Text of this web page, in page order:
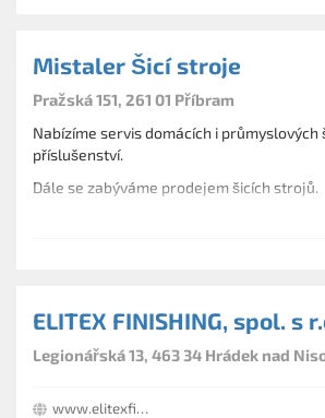
Mistaler Šicí stroje
Pražská 151, 261 01 Příbram
Nabízíme servis domácích i průmyslových
příslušenství.
Dále se zabýváme prodejem šicích strojů.
ELITEX FINISHING, spol. s
Legionářská 13, 463 34 Hrádek nad
www.elitexfinishing.cz